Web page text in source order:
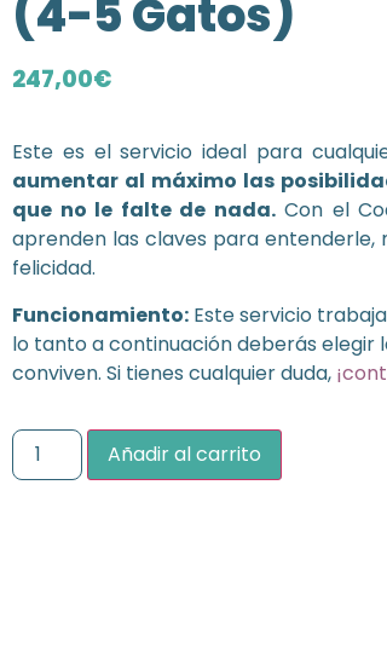
(4-5 Gatos)
247,00€
Este es el servicio ideal para
aumentar al máximo las
que no le falte de nada.Con el
aprenden las claves para entenderle,
felicidad.
Funcionamiento: Este servicio
lo tanto a continuación deberás elegir
conviven. Si tienes cualquier duda,
Añadir al carrito